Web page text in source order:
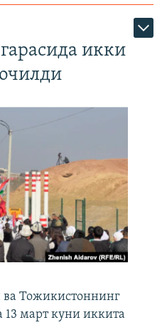
икки
ва Тожикистоннинг
13 март куни иккита